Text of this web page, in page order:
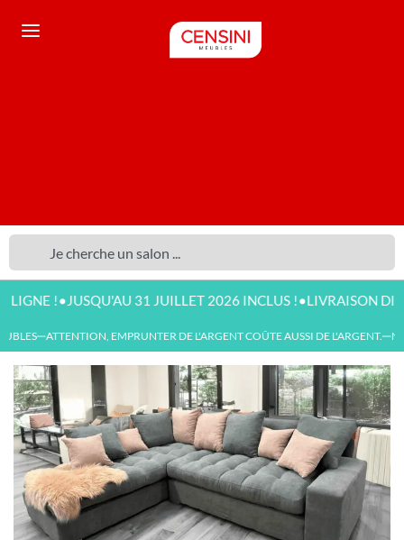
•JUSQU'AU 31 JUILLET 2026 INCLUS ! •LIVRAISON
—ATTENTION, EMPRUNTER DE L'ARGENT COÛTE AUSSI DE L'ARGENT.—